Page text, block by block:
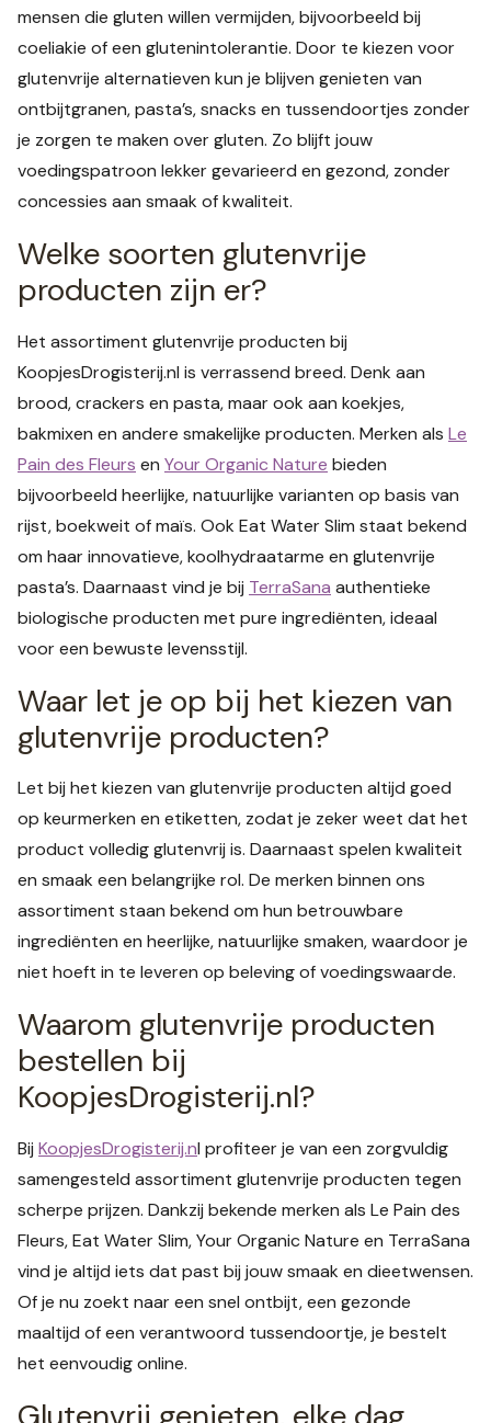
mensen die gluten willen vermijden, bijvoorbeeld bij
coeliakie of een glutenintolerantie. Door te kiezen voor
glutenvrije alternatieven kun je blijven genieten van
ontbijtgranen, pasta’s, snacks en tussendoortjes zonder
je zorgen te maken over gluten. Zo blijft jouw
voedingspatroon lekker gevarieerd en gezond, zonder
concessies aan smaak of kwaliteit.
Welke soorten glutenvrije
producten zijn er?
Het assortiment glutenvrije producten bij
KoopjesDrogisterij.nl is verrassend breed. Denk aan
brood, crackers en pasta, maar ook aan koekjes,
bakmixen en andere smakelijke producten. Merken als Le
Pain des Fleurs en Your Organic Nature bieden
bijvoorbeeld heerlijke, natuurlijke varianten op basis van
rijst, boekweit of maïs. Ook Eat Water Slim staat bekend
om haar innovatieve, koolhydraatarme en glutenvrije
pasta’s. Daarnaast vind je bij TerraSana authentieke
biologische producten met pure ingrediënten, ideaal
voor een bewuste levensstijl.
Waar let je op bij het kiezen van
glutenvrije producten?
Let bij het kiezen van glutenvrije producten altijd goed
op keurmerken en etiketten, zodat je zeker weet dat het
product volledig glutenvrij is. Daarnaast spelen kwaliteit
en smaak een belangrijke rol. De merken binnen ons
assortiment staan bekend om hun betrouwbare
ingrediënten en heerlijke, natuurlijke smaken, waardoor je
niet hoeft in te leveren op beleving of voedingswaarde.
Waarom glutenvrije producten
bestellen bij
KoopjesDrogisterij.nl?
Bij KoopjesDrogisterij.nl profiteer je van een zorgvuldig
samengesteld assortiment glutenvrije producten tegen
scherpe prijzen. Dankzij bekende merken als Le Pain des
Fleurs, Eat Water Slim, Your Organic Nature en TerraSana
vind je altijd iets dat past bij jouw smaak en dieetwensen.
Of je nu zoekt naar een snel ontbijt, een gezonde
maaltijd of een verantwoord tussendoortje, je bestelt
het eenvoudig online.